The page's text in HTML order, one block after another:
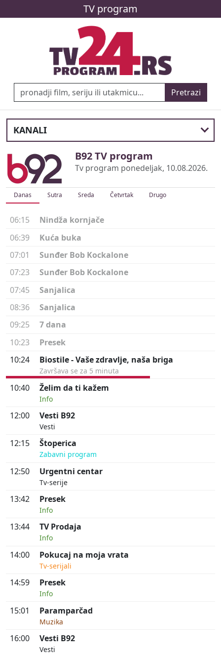
TV program
Pretrazi
KANALI
B92 TV program
Tv program ponedeljak, 10.08.2026.
Danas Sutra Sreda Četvrtak Drugo
06:15
Nindža kornjače
06:39
Kuća buka
07:01
Sunđer Bob Kockalone
07:23
Sunđer Bob Kockalone
07:45
Sanjalica
08:36
Sanjalica
09:25
7 dana
10:23
Presek
10:24
Biostile - Vaše zdravlje, naša briga
Završava se za 5 minuta
10:40 Želim da ti kažem
Info
12:00 Vesti B92
Vesti
12:15 Štoperica
Zabavni program
12:50 Urgentni centar
Tv-serije
13:42 Presek
Info
13:44 TV Prodaja
Info
14:00 Pokucaj na moja vrata
Tv-serijali
14:59 Presek
Info
15:01 Paramparčad
Muzika
16:00 Vesti B92
Vesti